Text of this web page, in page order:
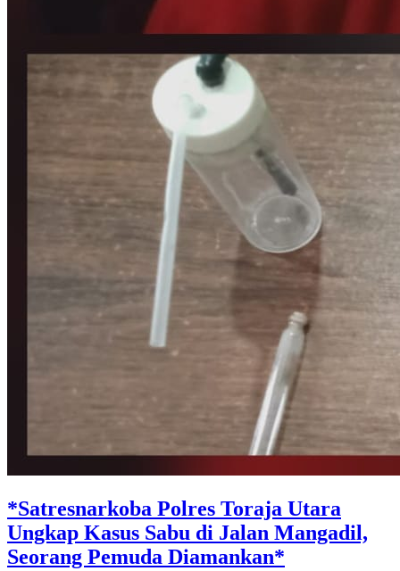
*Satresnarkoba Polres Toraja Utara
Ungkap Kasus Sabu di Jalan Mangadil,
Seorang Pemuda Diamankan*